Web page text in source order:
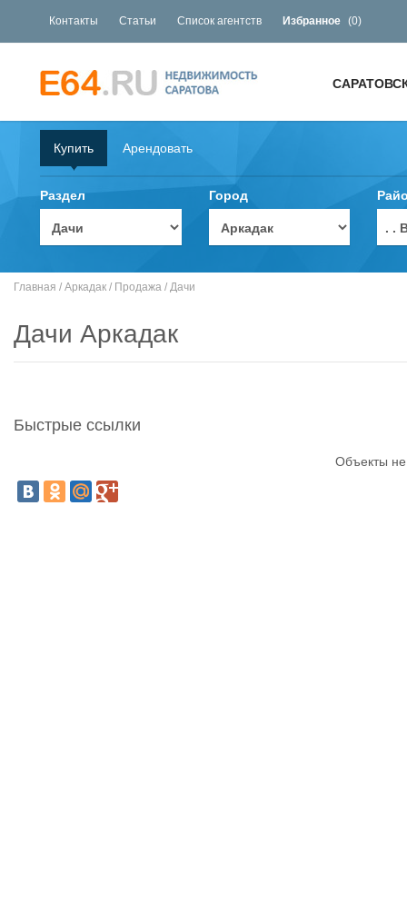
Контакты Статьи Список агентств Избранное (0)
Купить Арендовать
Раздел Город
. .
Главная / Аркадак / Продажа / Дачи
Дачи Аркадак
Быстрые ссылки
Объекты